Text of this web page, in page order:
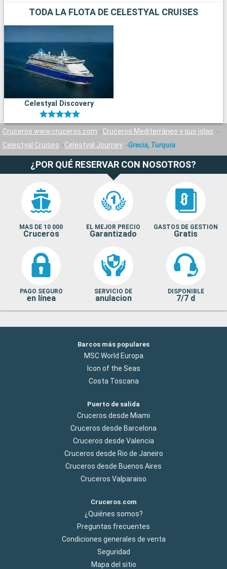
TODA LA FLOTA DE CELESTYAL CRUISES
Celestyal Discovery
Cruceros www.cruceros.com
Cruceros Mediterráneo y sus islas
Celestyal Cruises
Celestyal Journey Grecia, Turquía
¿POR QUÉ RESERVAR CON NOSOTROS?
MAS DE 10 000
Cruceros
EL MEJOR PRECIO
Garantizado
GASTOS DE GESTION
Gratis
PAGO SEGURO
en línea
SERVICIO DE
anulacion
DISPONIBLE
7/7 d
Barcos más populares
MSC World Europa
Icon of the Seas
Costa Toscana
Puerto de salida
Cruceros desde Miami
Cruceros desde Barcelona
Cruceros desde Valencia
Cruceros desde Rio de Janeiro
Cruceros desde Buenos Aires
Cruceros Valparaiso
Cruceros.com
¿Quiénes somos?
Preguntas frecuentes
Condiciones generales de venta
Seguridad
Mapa del sitio